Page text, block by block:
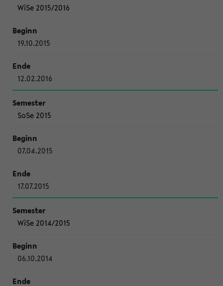
WiSe 2015/2016
19.10.2015
12.02.2016
SoSe 2015
07.04.2015
17.07.2015
WiSe 2014/2015
06.10.2014